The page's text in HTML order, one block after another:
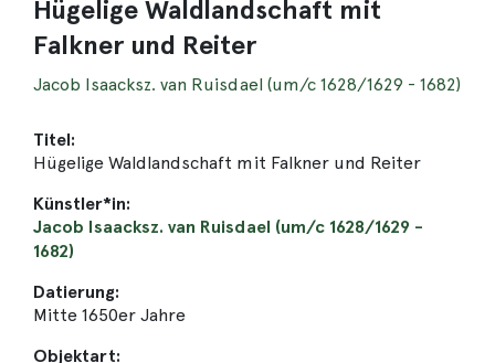
Hügelige Waldlandschaft mit
Falkner und Reiter
Jacob Isaacksz. van Ruisdael (um/c 1628/1629 - 1682)
Titel:
Hügelige Waldlandschaft mit Falkner und Reiter
Künstler*in:
Jacob Isaacksz. van Ruisdael (um/c 1628/1629 -
1682)
Datierung:
Mitte 1650er Jahre
Objektart: